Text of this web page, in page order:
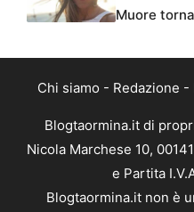
Muore
Chi siamo - Redazione -
Blogtaormina.it di
Nicola Marchese 10,
e Partita
Blogtaormina.it non è